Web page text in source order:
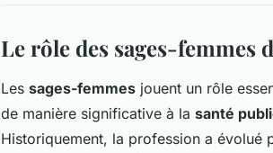
Le rôle des sages-femmes
Les sages-femmes jouent un rôle
de manière significative à la santé
Historiquement, la profession a évolué